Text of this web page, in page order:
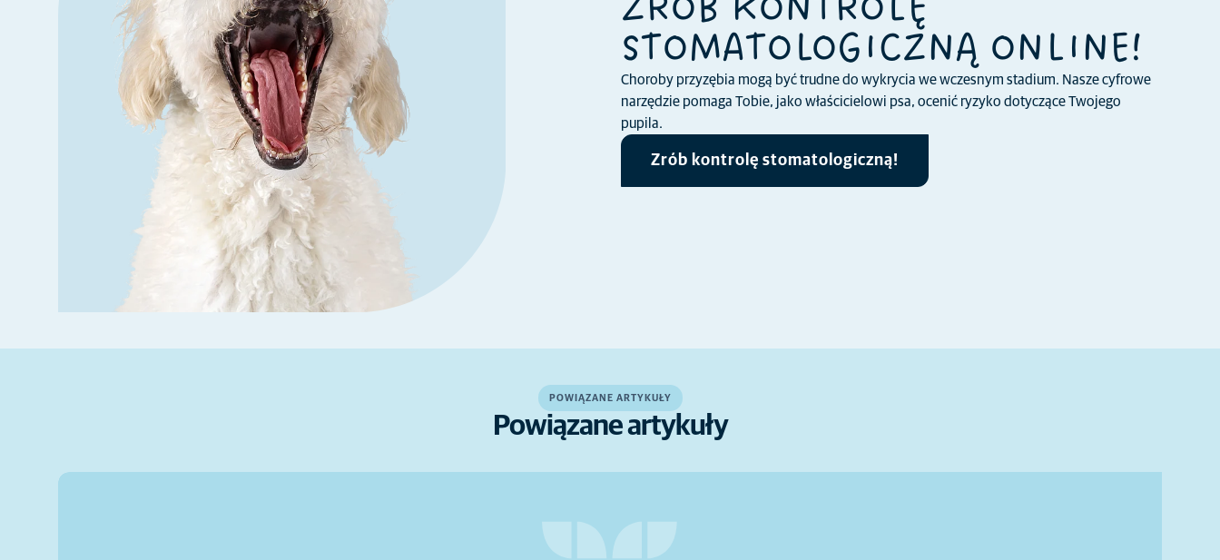
STOMATOLOGICZNĄ ONLINE!
Choroby przyzębia mogą być trudne do wykrycia we wczesnym stadium. Nasze cyfrowe
narzędzie pomaga Tobie, jako właścicielowi psa, ocenić ryzyko dotyczące Twojego
pupila.
Zrób kontrolę stomatologiczną!
POWIĄZANE ARTYKUŁY
Powiązane artykuły